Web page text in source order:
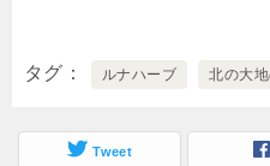
タグ ルナハーブ 北の大
Tweet